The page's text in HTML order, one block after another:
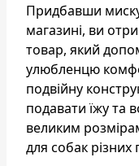
Придбавши
магазині, ви
товар, який
улюбленцю
подвійну
подавати їжу та
великим
для собак різних